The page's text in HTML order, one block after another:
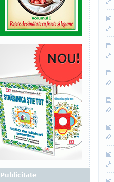
Publicitate